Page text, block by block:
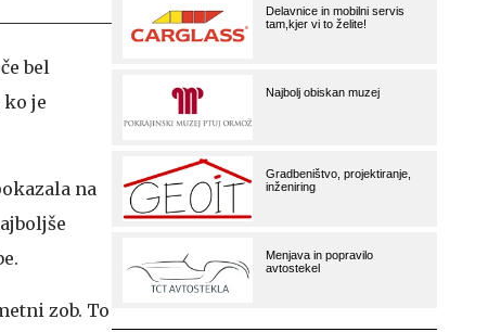
bel
ko je
na
zob. To